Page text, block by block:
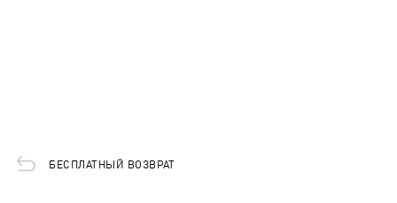
БЕСПЛАТНЫЙ ВОЗВРАТ